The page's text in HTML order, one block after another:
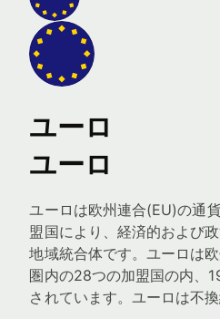
ユーロ
ユーロ
ユーロは欧州連合(EU)の通
盟国により、経済的および
地域統合体です。ユーロは
圏内の28つの加盟国の内、
されています。ユーロは不換